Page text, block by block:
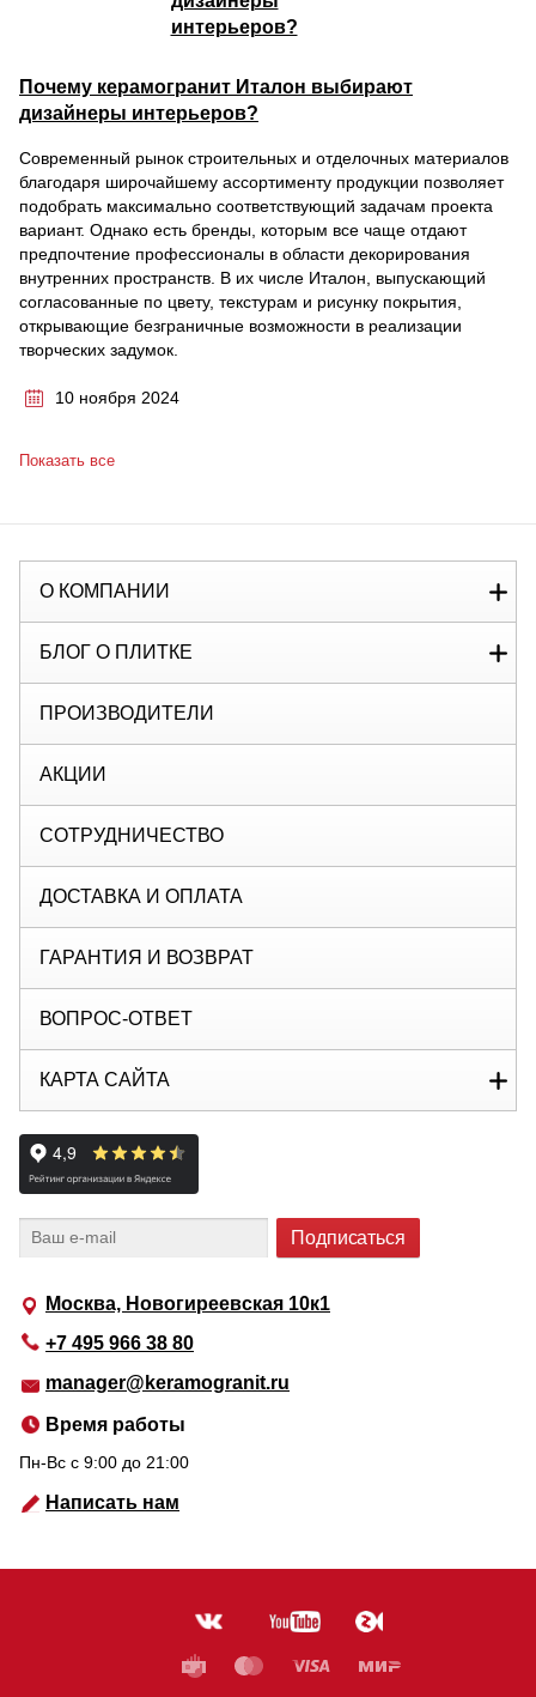
Почему керамогранит Италон выбирают
дизайнеры интерьеров?
Современный рынок строительных и отделочных материалов
благодаря широчайшему ассортименту продукции позволяет
подобрать максимально соответствующий задачам проекта
вариант. Однако есть бренды, которым все чаще отдают
предпочтение профессионалы в области декорирования
внутренних пространств. В их числе Италон, выпускающий
согласованные по цвету, текстурам и рисунку покрытия,
открывающие безграничные возможности в реализации
творческих задумок.
10 ноября 2024
Показать все
Москва, Новогиреевская 10к1
+7 495 966 38 80
manager@keramogranit.ru
Время работы
Пн-Вс c 9:00 до 21:00
Написать нам
О КОМПАНИИ
БЛОГ О ПЛИТКЕ
ПРОИЗВОДИТЕЛИ
АКЦИИ
СОТРУДНИЧЕСТВО
ДОСТАВКА И ОПЛАТА
ГАРАНТИЯ И ВОЗВРАТ
ВОПРОС-ОТВЕТ
КАРТА САЙТА